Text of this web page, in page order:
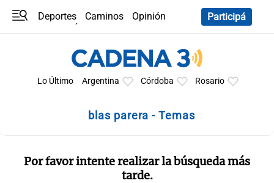
Deportes Caminos
Opinión
Participá
Lo Último Argentina Córdoba Rosario
blas parera - Temas
Por favor intente realizar la búsqueda más
tarde.